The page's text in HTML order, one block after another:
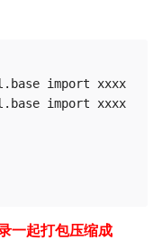
import xxxx
import xxxx
一起打包压缩成